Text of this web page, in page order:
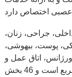
جراحی، زنان،
پوست، بیهوشی،
اتاق عمل و
غیره می باشد. مساحت آن 67000 متر مربع است و 46 بخش VIP